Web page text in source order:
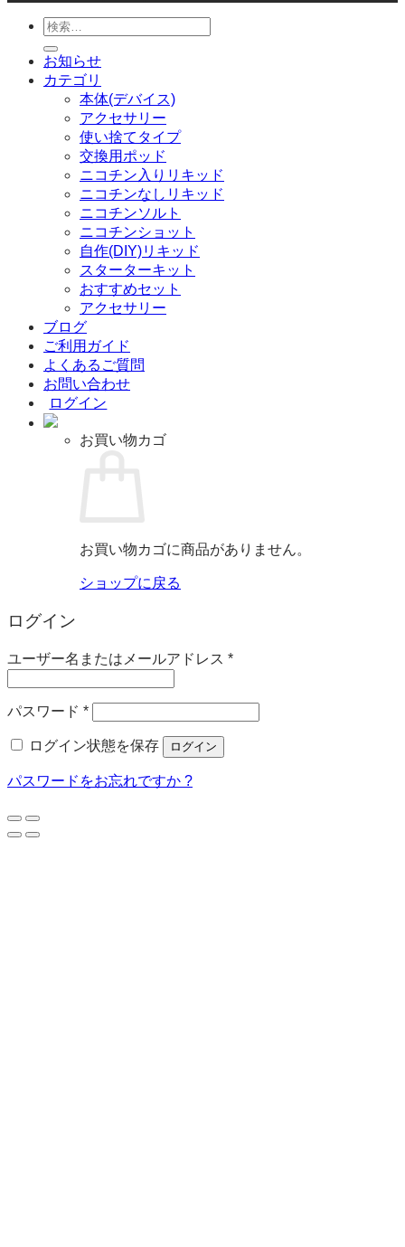
検
索
対
象:
お知らせ
カテゴリ
本体(デバイス)
アクセサリー
使い捨てタイプ
交換用ポッド
ニコチン入りリキッド
ニコチンなしリキッド
ニコチンソルト
ニコチンショット
自作(DIY)リキッド
スターターキット
おすすめセット
アクセサリー
ブログ
ご利用ガイド
よくあるご質問
お問い合わせ
ログイン
お買い物カゴ
お買い物カゴに商品がありません。
ショップに戻る
ログイン
ユーザー名またはメールアドレス *必
パスワード *必
ログイン状態を保存
ログイン
パスワードをお忘れですか ?